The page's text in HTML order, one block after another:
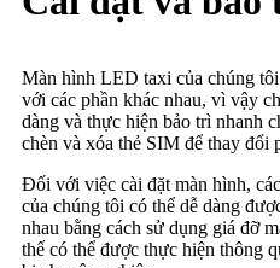
Màn hình LED taxi của chúng
với các phần khác nhau, vì vậy
dàng và thực hiện bảo trì nhanh
chèn và xóa thẻ SIM để thay đổi
Đối với việc cài đặt màn hình,
của chúng tôi có thể dễ dàng
nhau bằng cách sử dụng giá đỡ
thế có thể được thực hiện thông